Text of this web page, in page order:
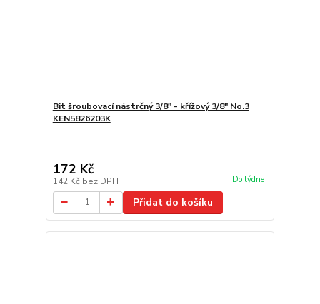
Bit šroubovací nástrčný 3/8" - křížový 3/8" No.3
KEN5826203K
172 Kč
142 Kč bez DPH Do týdne
Přidat do košíku